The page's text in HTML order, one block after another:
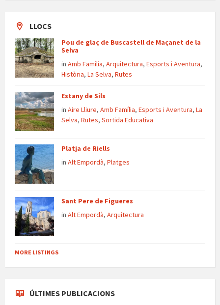
LLOCS
Pou de glaç de Buscastell de Maçanet de la
Selva
in Amb Família, Arquitectura, Esports i Aventura,
Història, La Selva, Rutes
Estany de Sils
in Aire Lliure, Amb Família, Esports i Aventura, La
Selva, Rutes, Sortida Educativa
Platja de Riells
in Alt Empordà, Platges
Sant Pere de Figueres
in Alt Empordà, Arquitectura
MORE LISTINGS
ÚLTIMES PUBLICACIONS